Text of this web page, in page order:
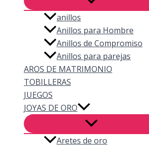
anillos
Anillos para Hombre
Anillos de Compromiso
Anillos para parejas
AROS DE MATRIMONIO
TOBILLERAS
JUEGOS
JOYAS DE ORO
Aretes de oro